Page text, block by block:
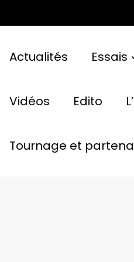
Actualités Essais
Vidéos Edito
Tournage et